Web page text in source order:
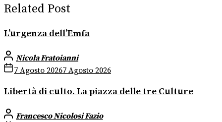
Related Post
L’urgenza dell’Emfa
Nicola Fratoianni
7 Agosto 20267 Agosto 2026
Libertà di culto. La piazza delle tre Culture
Francesco Nicolosi Fazio